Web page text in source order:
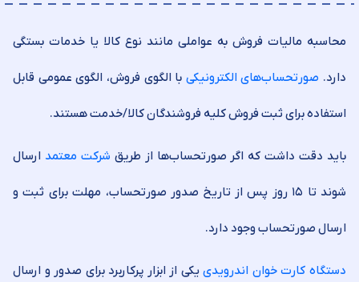
محاسبه مالیات فروش به عواملی مانند نوع کالا یا خدمات بستگی
دارد. صورتحساب‌های الکترونیکی با الگوی فروش، الگوی عمومی قابل
استفاده برای ثبت فروش کلیه فروشندگان کالا/خدمت هستند.
باید دقت داشت که اگر صورتحساب‌ها از طریق شرکت معتمد ارسال
شوند تا ۱۵ روز پس از تاریخ صدور صورتحساب، مهلت برای ثبت و
ارسال صورتحساب وجود دارد.
دستگاه کارت خوان اندرویدییکی از ابزار پرکاربرد برای صدور و ارسال